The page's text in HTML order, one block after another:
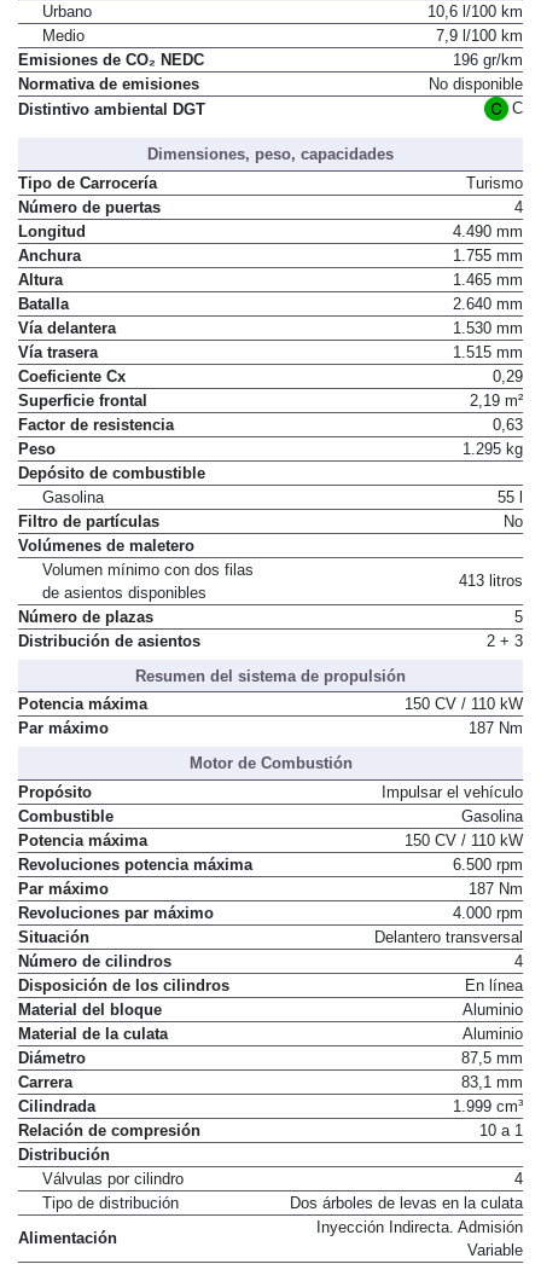
Urbano
10,6 l/100 km
Medio
7,9 l/100 km
Emisiones de CO₂ NEDC
196 gr/km
Normativa de emisiones
No disponible
Distintivo ambiental DGT
C
Dimensiones, peso, capacidades
Tipo de Carrocería
Turismo
Número de puertas
4
Longitud
4.490 mm
Anchura
1.755 mm
Altura
1.465 mm
Batalla
2.640 mm
Vía delantera
1.530 mm
Vía trasera
1.515 mm
Coeficiente Cx
0,29
Superficie frontal
2,19 m²
Factor de resistencia
0,63
Peso
1.295 kg
Depósito de combustible
Gasolina
55 l
Filtro de partículas
No
Volúmenes de maletero
Volumen mínimo con dos filas
de asientos disponibles
413 litros
Número de plazas
5
Distribución de asientos
2 + 3
Resumen del sistema de propulsión
Potencia máxima
150 CV / 110 kW
Par máximo
187 Nm
Motor de Combustión
Propósito
Impulsar el vehículo
Combustible
Gasolina
Potencia máxima
150 CV / 110 kW
Revoluciones potencia máxima
6.500 rpm
Par máximo
187 Nm
Revoluciones par máximo
4.000 rpm
Situación
Delantero transversal
Número de cilindros
4
Disposición de los cilindros
En línea
Material del bloque
Aluminio
Material de la culata
Aluminio
Diámetro
87,5 mm
Carrera
83,1 mm
Cilindrada
1.999 cm³
Relación de compresión
10 a 1
Distribución
Válvulas por cilindro
4
Tipo de distribución
Dos árboles de levas en la culata
Alimentación
Inyección Indirecta. Admisión
Variable